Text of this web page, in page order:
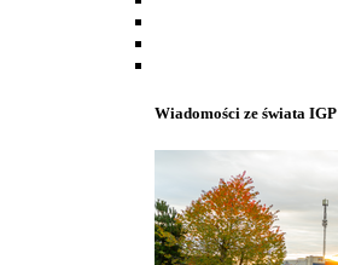
Wiadomości ze świata IGP